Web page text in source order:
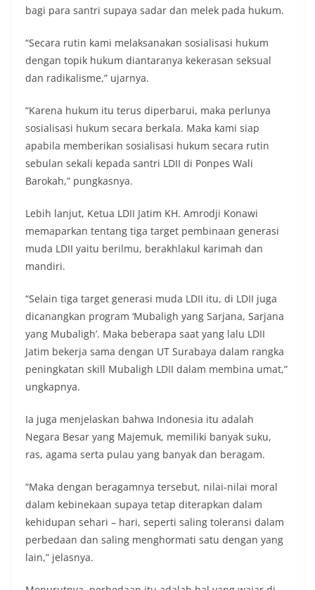
bagi para santri supaya sadar dan melek pada hukum.
“Secara rutin kami melaksanakan sosialisasi hukum
dengan topik hukum diantaranya kekerasan seksual
dan radikalisme,” ujarnya.
“Karena hukum itu terus diperbarui, maka perlunya
sosialisasi hukum secara berkala. Maka kami siap
apabila memberikan sosialisasi hukum secara rutin
sebulan sekali kepada santri LDII di Ponpes Wali
Barokah,” pungkasnya.
Lebih lanjut, Ketua LDII Jatim KH. Amrodji Konawi
memaparkan tentang tiga target pembinaan generasi
muda LDII yaitu berilmu, berakhlakul karimah dan
mandiri.
“Selain tiga target generasi muda LDII itu, di LDII juga
dicanangkan program ‘Mubaligh yang Sarjana, Sarjana
yang Mubaligh’. Maka beberapa saat yang lalu LDII
Jatim bekerja sama dengan UT Surabaya dalam rangka
peningkatan skill Mubaligh LDII dalam membina umat,”
ungkapnya.
Ia juga menjelaskan bahwa Indonesia itu adalah
Negara Besar yang Majemuk, memiliki banyak suku,
ras, agama serta pulau yang banyak dan beragam.
“Maka dengan beragamnya tersebut, nilai-nilai moral
dalam kebinekaan supaya tetap diterapkan dalam
kehidupan sehari – hari, seperti saling toleransi dalam
perbedaan dan saling menghormati satu dengan yang
lain,” jelasnya.